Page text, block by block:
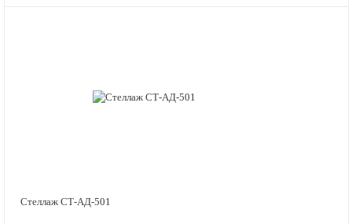
Стеллаж СТ-АД-501